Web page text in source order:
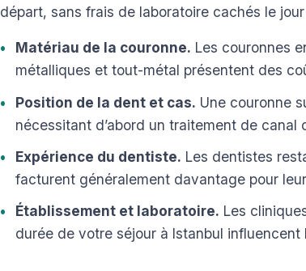
départ, sans frais de laboratoire cachés le
Matériau de la couronne. Les couronnes
métalliques et tout-métal présentent des
Position de la dent et cas. Une couronne
nécessitant d’abord un traitement de
Expérience du dentiste. Les dentistes
facturent généralement davantage pour
Établissement et laboratoire. Les
durée de votre séjour à Istanbul influencent